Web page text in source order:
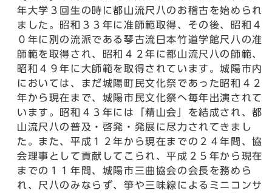
年大学３回生の時に都山流尺八のお稽古を始められ
ました。昭和３３年に准師範取得、その後、昭和４
０年に別の流派である琴古流日本竹道学館尺八の准
師範を取得され、昭和４２年に都山流尺八の師範、
昭和４９年に大師範を取得されています。城陽市内
においては、まだ城陽町民文化祭であった昭和４２
年から現在まで、城陽市民文化祭へ毎年出演されて
います。昭和４３年には「精山会」を結成され、都
山流尺八の普及・啓発・発展に尽力されてきまし
た。また、平成１２年から現在までの２４年間、協
会理事として貢献してこられ、平成２５年から現在
までの１１年間、城陽市三曲協会の会長を務めら
れ、尺八のみならず、箏や三味線によるミニコンサ